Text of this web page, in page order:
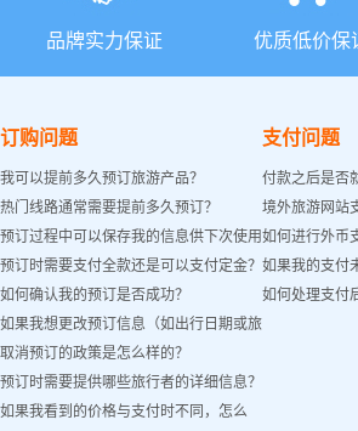
品牌实力保证 优质低价保
订购问题
我可以提前多久预订旅游产品？
热门线路通常需要提前多久预订？
预订过程中可以保存我的信息供下次使用
吗？
预订时需要支付全款还是可以支付定金？
如何确认我的预订是否成功？
如果我想更改预订信息（如出行日期或旅
客姓名）怎么办？
取消预订的政策是怎么样的？
预订时需要提供哪些旅行者的详细信息？
如果我看到的价格与支付时不同，怎么
支付问题
付款之后是否
境外旅游网站
如何进行外币
如果我的支付
如何处理支付